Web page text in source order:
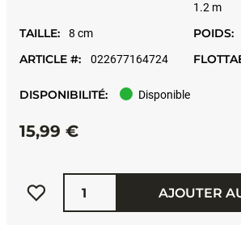
1.2 m
TAILLE: 8 cm POIDS:
ARTICLE #: 022677164724
DISPONIBILITÉ: Disponible
15,99 €
Quantité
AJOUTER